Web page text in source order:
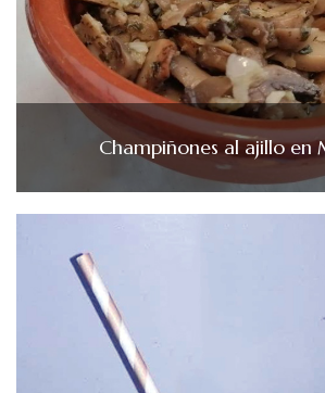
Champiñones al ajillo en